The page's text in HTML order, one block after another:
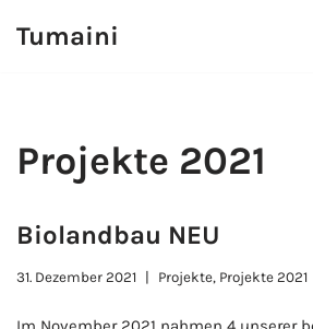
Tumaini
Projekte 2021
Biolandbau NEU
31. Dezember 2021 Projekte, Projekte 2021